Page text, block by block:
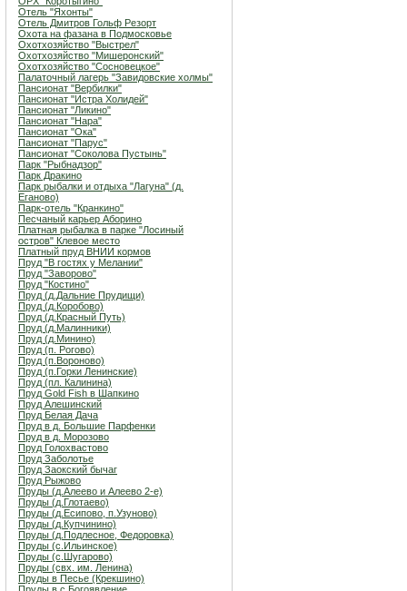
Отель "Яхонты"
Отель Дмитров Гольф Резорт
Охота на фазана в Подмосковье
Охотхозяйство "Выстрел"
Охотхозяйство "Мишеронский"
Охотхозяйство "Сосновецкое"
Палаточный лагерь "Завидовские холмы"
Пансионат "Вербилки"
Пансионат "Истра Холидей"
Пансионат "Ликино"
Пансионат "Нара"
Пансионат "Ока"
Пансионат "Парус"
Пансионат "Соколова Пустынь"
Парк "Рыбнадзор"
Парк Дракино
Парк рыбалки и отдыха "Лагуна" (д.
Еганово)
Парк-отель "Кранкино"
Песчаный карьер Аборино
Платная рыбалка в парке "Лосиный
остров" Клевое место
Платный пруд ВНИИ кормов
Пруд "В гостях у Мелании"
Пруд "Заворово"
Пруд "Костино"
Пруд (д.Дальние Прудищи)
Пруд (д.Коробово)
Пруд (д.Красный Путь)
Пруд (д.Малинники)
Пруд (д.Минино)
Пруд (п. Рогово)
Пруд (п.Вороново)
Пруд (п.Горки Ленинские)
Пруд (пл. Калинина)
Пруд Gold Fish в Шапкино
Пруд Алешинский
Пруд Белая Дача
Пруд в д. Большие Парфенки
Пруд в д. Морозово
Пруд Голохвастово
Пруд Заболотье
Пруд Заокский бычаг
Пруд Рыжово
Пруды (д.Алеево и Алеево 2-е)
Пруды (д.Глотаево)
Пруды (д.Есипово, п.Узуново)
Пруды (д.Купчинино)
Пруды (д.Подлесное, Федоровка)
Пруды (с.Ильинское)
Пруды (с.Шугарово)
Пруды (свх. им. Ленина)
Пруды в Песье (Крекшино)